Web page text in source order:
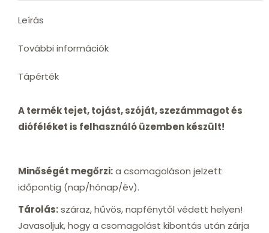
Leírás
További információk
Tápérték
A termék tejet, tojást, szóját, szezámmagot és
dióféléket is felhasználó üzemben készült!
Minőségét megőrzi:a csomagoláson jelzett
időpontig (nap/hónap/év).
Tárolás:száraz, hűvös, napfénytől védett helyen!
Javasoljuk, hogy a csomagolást kibontás után zárja